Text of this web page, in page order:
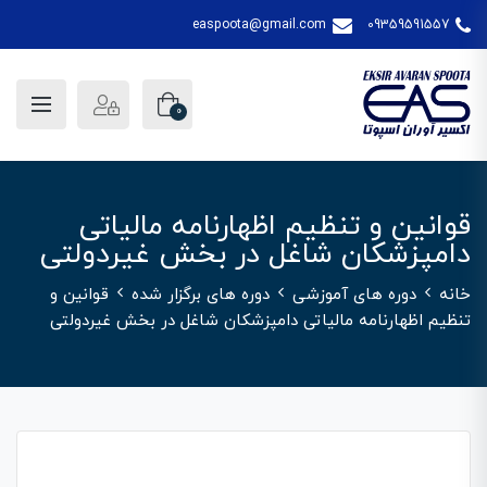
09359591557
easpoota@gmail.com
0
قوانین و تنظیم اظهارنامه مالیاتی
دامپزشکان شاغل در بخش غیردولتی
خانه دوره های آموزشی دوره های برگزار شده
قوانین و
تنظیم اظهارنامه مالیاتی دامپزشکان شاغل در بخش غیردولتی